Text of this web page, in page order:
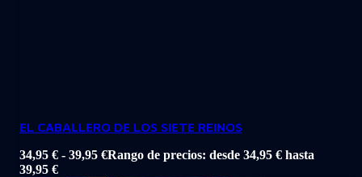
EL CABALLERO DE LOS SIETE REINOS
34,95 € - 39,95 €Rango de precios: desde 34,95 € hasta
39,95 €